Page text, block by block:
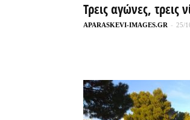
Τρεις αγώνες, τρεις
APARASKEVI-IMAGES.GR - 25/